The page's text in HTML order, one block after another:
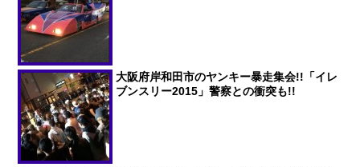
大阪府岸和田市のヤンキー暴走集会!!「イレ
ブンスリー2015」警察との衝突も!!